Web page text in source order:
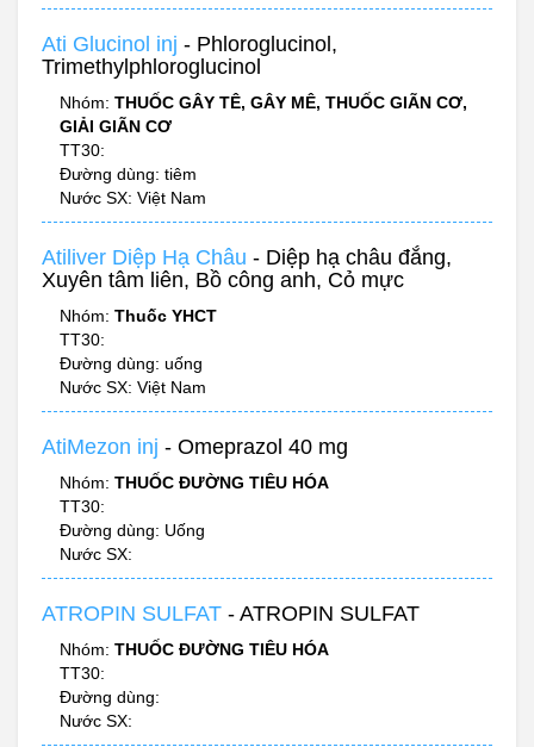
Ati Glucinol inj - Phloroglucinol,
Trimethylphloroglucinol
Nhóm: THUỐC GÂY TÊ, GÂY MÊ, THUỐC GIÃN CƠ,
GIẢI GIÃN CƠ
TT30:
Đường dùng: tiêm
Nước SX: Việt Nam
Atiliver Diệp Hạ Châu - Diệp hạ châu đắng,
Xuyên tâm liên, Bồ công anh, Cỏ mực
Nhóm: Thuốc YHCT
TT30:
Đường dùng: uống
Nước SX: Việt Nam
AtiMezon inj - Omeprazol 40 mg
Nhóm: THUỐC ĐƯỜNG TIÊU HÓA
TT30:
Đường dùng: Uống
Nước SX:
ATROPIN SULFAT - ATROPIN SULFAT
Nhóm: THUỐC ĐƯỜNG TIÊU HÓA
TT30:
Đường dùng:
Nước SX: